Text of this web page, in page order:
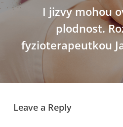
I jizvy mohou
plodnost.
fyzioterapeutkou
Leave a Reply